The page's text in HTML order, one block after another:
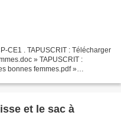
CE1 . TAPUSCRIT : Télécharger
» TAPUSCRIT :
bonnes femmes.pdf »
et le sac à